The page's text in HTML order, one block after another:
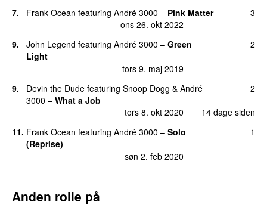
7. Frank Ocean featuring André 3000 – Pink Matter
ons 26. okt 2022
3
9. John Legend featuring André 3000 – Green
Light
tors 9. maj 2019
2
9. Devin the Dude featuring Snoop Dogg & André
3000 – What a Job
tors 8. okt 2020
14 dage siden
2
11. Frank Ocean featuring André 3000 – Solo
(Reprise)
søn 2. feb 2020
1
Anden rolle på